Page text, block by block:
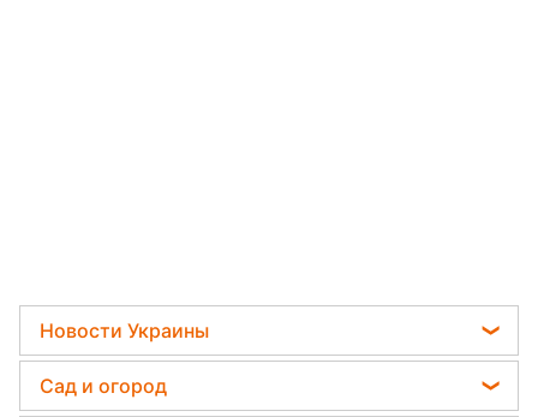
Новости Украины
Мобилизация
Сад и огород